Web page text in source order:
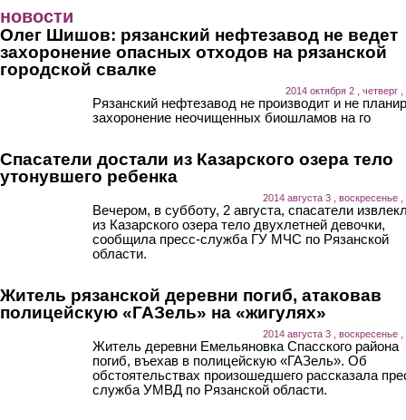
новости
Олег Шишов: рязанский нефтезавод не ведет
захоронение опасных отходов на рязанской
городской свалке
2014 октября 2 , четверг
Рязанский нефтезавод не производит и не
захоронение неочищенных биошламов на го
Спасатели достали из Казарского озера тело
утонувшего ребенка
2014 августа 3 , воскресенье ,
Вечером, в субботу, 2 августа, спасатели
из Казарского озера тело двухлетней девочки,
сообщила пресс-служба ГУ МЧС по Рязанской
области.
Житель рязанской деревни погиб, атаковав
полицейскую «ГАЗель» на «жигулях»
2014 августа 3 , воскресенье ,
Житель деревни Емельяновка Спасского района
погиб, въехав в полицейскую «ГАЗель». Об
обстоятельствах произошедшего рассказала
служба УМВД по Рязанской области.